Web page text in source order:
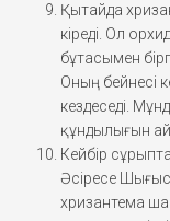
Қытайда
кіреді. Ол
бұтасымен
Оның бейнесі
кездеседі.
құндылығын
Кейбір
Әсіресе Шығыс
хризантема